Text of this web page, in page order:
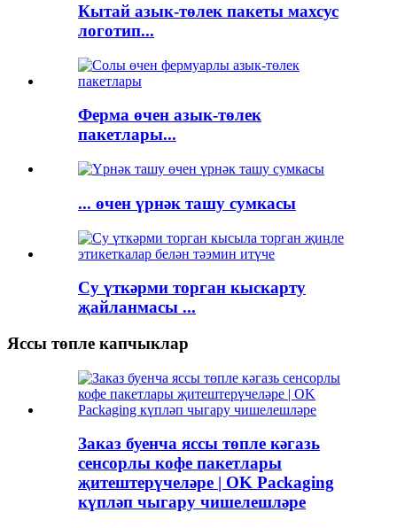
Кытай азык-төлек пакеты махсус
логотип...
Ферма өчен азык-төлек
пакетлары...
... өчен үрнәк ташу сумкасы
Су үткәрми торган кыскарту
җайланмасы ...
Яссы төпле капчыклар
Заказ буенча яссы төпле кәгазь
сенсорлы кофе пакетлары
җитештерүчеләре | OK Packaging
күпләп чыгару чишелешләре